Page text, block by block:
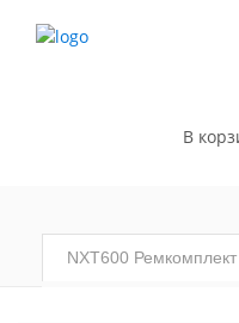
В
NXT600